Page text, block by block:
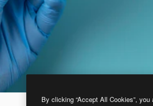
By clicking “Accept All Cookies”,